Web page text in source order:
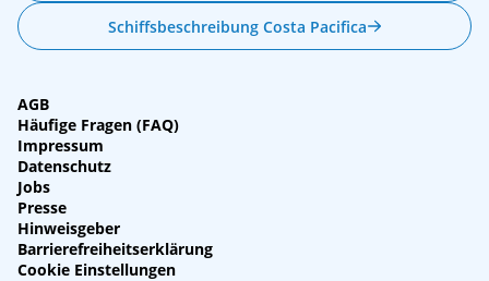
Schiffsbeschreibung Costa Pacifica
AGB
Häufige Fragen (FAQ)
Impressum
Datenschutz
Jobs
Presse
Hinweisgeber
Barrierefreiheitserklärung
Cookie Einstellungen